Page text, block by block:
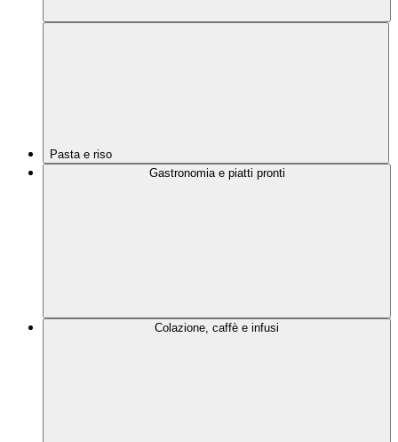
Pasta e riso
Gastronomia e piatti pronti
Colazione, caffè e infusi